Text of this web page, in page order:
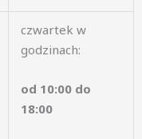
czwartek w
godzinach:
od 10:00 do
18:00